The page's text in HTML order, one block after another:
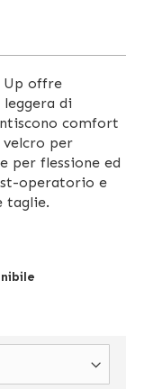
Up offre
di
comfort
velcro per
per flessione ed
operatorio e
taglie.